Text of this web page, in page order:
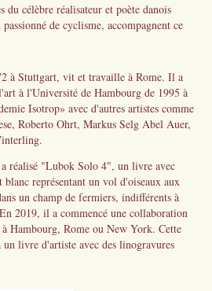
du célèbre réalisateur et poète danois
de cyclisme, accompagnent ce
à Stuttgart, vit et travaille à Rome. Il a
à l'Université de Hambourg de 1995 à
Isotrop» avec d'autres artistes comme
Roberto Ohrt, Markus Selg Abel Auer,
réalisé "Lubok Solo 4", un livre avec
représentant un vol d'oiseaux aux
un champ de fermiers, indifférents à
2019, il a commencé une collaboration
Hambourg, Rome ou New York. Cette
livre d'artiste avec des linogravures